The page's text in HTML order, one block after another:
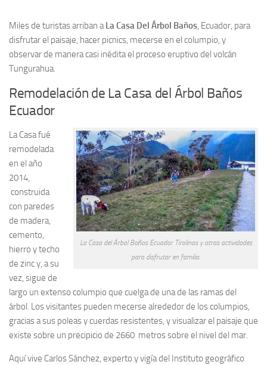
Miles de turistas arriban aLa Casa Del Árbol Baños, Ecuador, para
disfrutar el paisaje, hacer picnics, mecerse en el columpio, y
observar de manera casi inédita el proceso eruptivo del volcán
Tungurahua.
Remodelación de La Casa del Árbol Baños
Ecuador
La Casa del Árbol Baños Ecuador Tirolinas y otras actividades
para disfrutar en familia.
La Casa fué
remodelada
en el año
2014,
construida
con paredes
de madera,
cemento,
hierro y techo
de zinc y, a su
vez, sigue de
largo un extenso columpio que cuelga de una de las ramas del
árbol. Los visitantes pueden mecerse alrededor de los columpios,
gracias a sus poleas y cuerdas resistentes, y visualizar el paisaje que
existe sobre un precipicio de 2660 metros sobre el nivel del mar.
Aquí vive Carlos Sánchez, experto y vigía del Instituto geográfico